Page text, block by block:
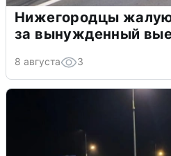
Нижегородцы
за вынужденный
8 августа 3